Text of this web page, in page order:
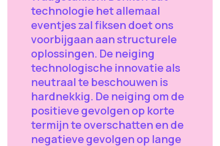
technologie het allemaal
eventjes zal fiksen doet ons
voorbijgaan aan structurele
oplossingen. De neiging
technologische innovatie als
neutraal te beschouwen is
hardnekkig. De neiging om de
positieve gevolgen op korte
termijn te overschatten en de
negatieve gevolgen op lange